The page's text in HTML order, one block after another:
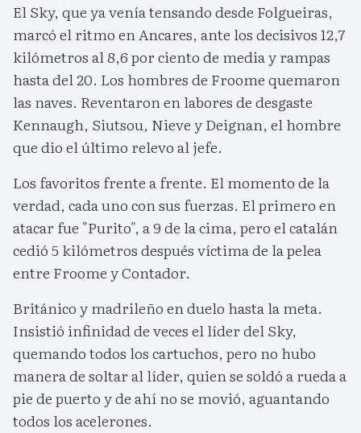
El Sky, que ya venía tensando desde Folgueiras,
marcó el ritmo en Ancares, ante los decisivos 12,7
kilómetros al 8,6 por ciento de media y rampas
hasta del 20. Los hombres de Froome quemaron
las naves. Reventaron en labores de desgaste
Kennaugh, Siutsou, Nieve y Deignan, el hombre
que dio el último relevo al jefe.
Los favoritos frente a frente. El momento de la
verdad, cada uno con sus fuerzas. El primero en
atacar fue "Purito", a 9 de la cima, pero el catalán
cedió 5 kilómetros después víctima de la pelea
entre Froome y Contador.
Británico y madrileño en duelo hasta la meta.
Insistió infinidad de veces el líder del Sky,
quemando todos los cartuchos, pero no hubo
manera de soltar al líder, quien se soldó a rueda a
pie de puerto y de ahí no se movió, aguantando
todos los acelerones.